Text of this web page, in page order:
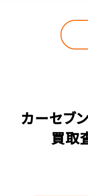
カーセブ
買取